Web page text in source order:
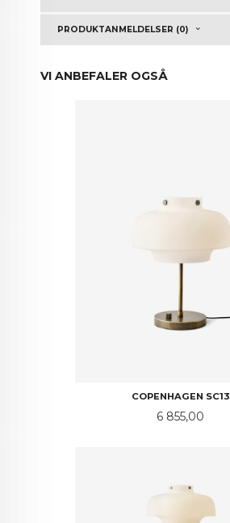
PRODUKTANMELDELSER (0)
VI ANBEFALER OGSÅ
COPENHAGEN SC13
Pris
6 855,00